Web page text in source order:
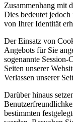
Zusammenhang mit
Dies bedeutet
von Ihrer Identität
Der Einsatz von
Angebots für Sie
sogenannte Session-
Seiten unserer
Verlassen unserer
Darüber hinaus
bestimmten